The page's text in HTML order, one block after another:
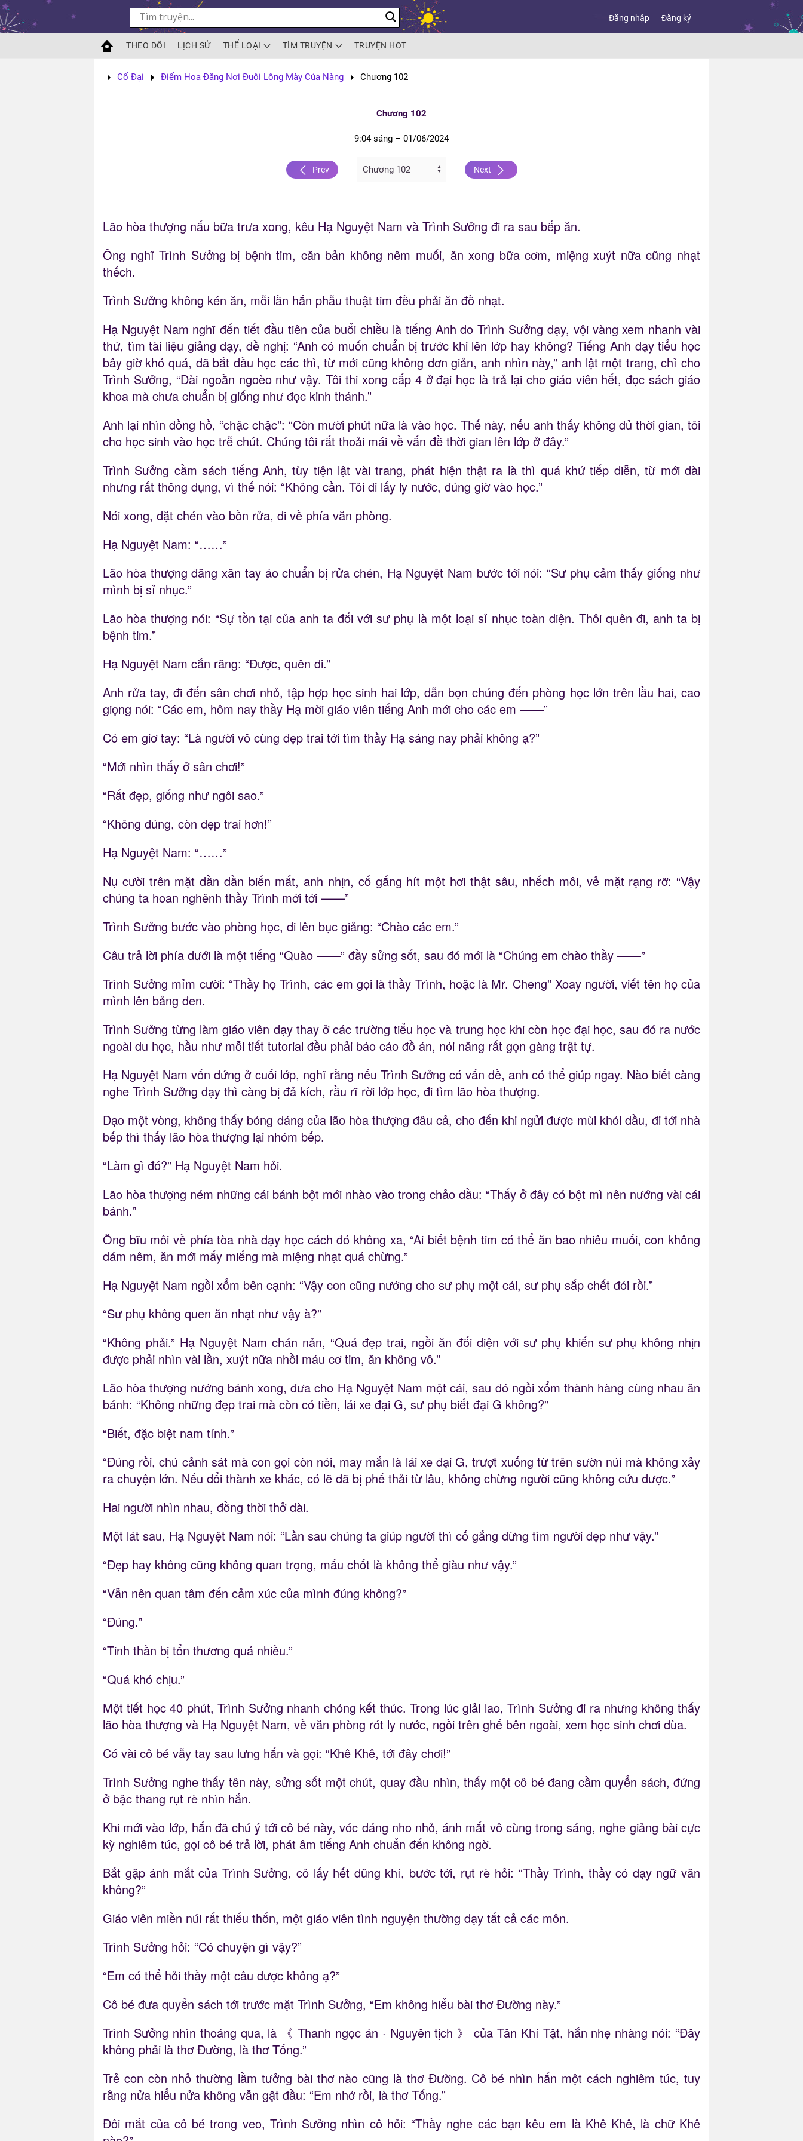
Skip to main content
Đăng nhập Đăng ký
THEO DÕI LỊCH SỬ THỂ LOẠI TÌM TRUYỆN TRUYỆN HOT
Cổ Đại Điểm Hoa Đăng Nơi Đuôi Lông Mày Của Nàng Chương 102
Chương 102
9:04 sáng – 01/06/2024
Prev Next
Lão hòa thượng nấu bữa trưa xong, kêu Hạ Nguyệt Nam và Trình Sưởng đi ra sau bếp ăn.
Ông nghĩ Trình Sưởng bị bệnh tim, căn bản không nêm muối, ăn xong bữa cơm, miệng xuýt nữa cũng nhạt
thếch.
Trình Sưởng không kén ăn, mỗi lần hắn phẫu thuật tim đều phải ăn đồ nhạt.
Hạ Nguyệt Nam nghĩ đến tiết đầu tiên của buổi chiều là tiếng Anh do Trình Sưởng dạy, vội vàng xem nhanh vài
thứ, tìm tài liệu giảng dạy, đề nghị: “Anh có muốn chuẩn bị trước khi lên lớp hay không? Tiếng Anh dạy tiểu học
bây giờ khó quá, đã bắt đầu học các thì, từ mới cũng không đơn giản, anh nhìn này,” anh lật một trang, chỉ cho
Trình Sưởng, “Dài ngoằn ngoèo như vậy. Tôi thi xong cấp 4 ở đại học là trả lại cho giáo viên hết, đọc sách giáo
khoa mà chưa chuẩn bị giống như đọc kinh thánh.”
Anh lại nhìn đồng hồ, “chậc chậc”: “Còn mười phút nữa là vào học. Thế này, nếu anh thấy không đủ thời gian, tôi
cho học sinh vào học trễ chút. Chúng tôi rất thoải mái về vấn đề thời gian lên lớp ở đây.”
Trình Sưởng cầm sách tiếng Anh, tùy tiện lật vài trang, phát hiện thật ra là thì quá khứ tiếp diễn, từ mới dài
nhưng rất thông dụng, vì thế nói: “Không cần. Tôi đi lấy ly nước, đúng giờ vào học.”
Nói xong, đặt chén vào bồn rửa, đi về phía văn phòng.
Hạ Nguyệt Nam: “……”
Lão hòa thượng đăng xăn tay áo chuẩn bị rửa chén, Hạ Nguyệt Nam bước tới nói: “Sư phụ cảm thấy giống như
mình bị sỉ nhục.”
Lão hòa thượng nói: “Sự tồn tại của anh ta đối với sư phụ là một loại sỉ nhục toàn diện. Thôi quên đi, anh ta bị
bệnh tim.”
Hạ Nguyệt Nam cắn răng: “Được, quên đi.”
Anh rửa tay, đi đến sân chơi nhỏ, tập hợp học sinh hai lớp, dẫn bọn chúng đến phòng học lớn trên lầu hai, cao
giọng nói: “Các em, hôm nay thầy Hạ mời giáo viên tiếng Anh mới cho các em ——”
Có em giơ tay: “Là người vô cùng đẹp trai tới tìm thầy Hạ sáng nay phải không ạ?”
“Mới nhìn thấy ở sân chơi!”
“Rất đẹp, giống như ngôi sao.”
“Không đúng, còn đẹp trai hơn!”
Hạ Nguyệt Nam: “……”
Nụ cười trên mặt dần dần biến mất, anh nhịn, cố gắng hít một hơi thật sâu, nhếch môi, vẻ mặt rạng rỡ: “Vậy
chúng ta hoan nghênh thầy Trình mới tới ——”
Trình Sưởng bước vào phòng học, đi lên bục giảng: “Chào các em.”
Câu trả lời phía dưới là một tiếng “Quào ——” đầy sửng sốt, sau đó mới là “Chúng em chào thầy ——”
Trình Sưởng mỉm cười: “Thầy họ Trình, các em gọi là thầy Trình, hoặc là Mr. Cheng” Xoay người, viết tên họ của
mình lên bảng đen.
Trình Sưởng từng làm giáo viên dạy thay ở các trường tiểu học và trung học khi còn học đại học, sau đó ra nước
ngoài du học, hầu như mỗi tiết tutorial đều phải báo cáo đồ án, nói năng rất gọn gàng trật tự.
Hạ Nguyệt Nam vốn đứng ở cuối lớp, nghĩ rằng nếu Trình Sưởng có vấn đề, anh có thể giúp ngay. Nào biết càng
nghe Trình Sưởng dạy thì càng bị đả kích, rầu rĩ rời lớp học, đi tìm lão hòa thượng.
Dạo một vòng, không thấy bóng dáng của lão hòa thượng đâu cả, cho đến khi ngửi được mùi khói dầu, đi tới nhà
bếp thì thấy lão hòa thượng lại nhóm bếp.
“Làm gì đó?” Hạ Nguyệt Nam hỏi.
Lão hòa thượng ném những cái bánh bột mới nhào vào trong chảo dầu: “Thấy ở đây có bột mì nên nướng vài cái
bánh.”
Ông bĩu môi về phía tòa nhà dạy học cách đó không xa, “Ai biết bệnh tim có thể ăn bao nhiêu muối, con không
dám nêm, ăn mới mấy miếng mà miệng nhạt quá chừng.”
Hạ Nguyệt Nam ngồi xổm bên cạnh: “Vậy con cũng nướng cho sư phụ một cái, sư phụ sắp chết đói rồi.”
“Sư phụ không quen ăn nhạt như vậy à?”
“Không phải.” Hạ Nguyệt Nam chán nản, “Quá đẹp trai, ngồi ăn đối diện với sư phụ khiến sư phụ không nhịn
được phải nhìn vài lần, xuýt nữa nhồi máu cơ tim, ăn không vô.”
Lão hòa thượng nướng bánh xong, đưa cho Hạ Nguyệt Nam một cái, sau đó ngồi xổm thành hàng cùng nhau ăn
bánh: “Không những đẹp trai mà còn có tiền, lái xe đại G, sư phụ biết đại G không?”
“Biết, đặc biệt nam tính.”
“Đúng rồi, chú cảnh sát mà con gọi còn nói, may mắn là lái xe đại G, trượt xuống từ trên sườn núi mà không xảy
ra chuyện lớn. Nếu đổi thành xe khác, có lẽ đã bị phế thải từ lâu, không chừng người cũng không cứu được.”
Hai người nhìn nhau, đồng thời thở dài.
Một lát sau, Hạ Nguyệt Nam nói: “Lần sau chúng ta giúp người thì cố gắng đừng tìm người đẹp như vậy.”
“Đẹp hay không cũng không quan trọng, mấu chốt là không thể giàu như vậy.”
“Vẫn nên quan tâm đến cảm xúc của mình đúng không?”
“Đúng.”
“Tinh thần bị tổn thương quá nhiều.”
“Quá khó chịu.”
Một tiết học 40 phút, Trình Sưởng nhanh chóng kết thúc. Trong lúc giải lao, Trình Sưởng đi ra nhưng không thấy
lão hòa thượng và Hạ Nguyệt Nam, về văn phòng rót ly nước, ngồi trên ghế bên ngoài, xem học sinh chơi đùa.
Có vài cô bé vẫy tay sau lưng hắn và gọi: “Khê Khê, tới đây chơi!”
Trình Sưởng nghe thấy tên này, sửng sốt một chút, quay đầu nhìn, thấy một cô bé đang cầm quyển sách, đứng
ở bậc thang rụt rè nhìn hắn.
Khi mới vào lớp, hắn đã chú ý tới cô bé này, vóc dáng nho nhỏ, ánh mắt vô cùng trong sáng, nghe giảng bài cực
kỳ nghiêm túc, gọi cô bé trả lời, phát âm tiếng Anh chuẩn đến không ngờ.
Bắt gặp ánh mắt của Trình Sưởng, cô lấy hết dũng khí, bước tới, rụt rè hỏi: “Thầy Trình, thầy có dạy ngữ văn
không?”
Giáo viên miền núi rất thiếu thốn, một giáo viên tình nguyện thường dạy tất cả các môn.
Trình Sưởng hỏi: “Có chuyện gì vậy?”
“Em có thể hỏi thầy một câu được không ạ?”
Cô bé đưa quyển sách tới trước mặt Trình Sưởng, “Em không hiểu bài thơ Đường này.”
Trình Sưởng nhìn thoáng qua, là 《 Thanh ngọc án · Nguyên tịch 》 của Tân Khí Tật, hắn nhẹ nhàng nói: “Đây
không phải là thơ Đường, là thơ Tống.”
Trẻ con còn nhỏ thường lầm tưởng bài thơ nào cũng là thơ Đường. Cô bé nhìn hắn một cách nghiêm túc, tuy
rằng nửa hiểu nửa không vẫn gật đầu: “Em nhớ rồi, là thơ Tống.”
Đôi mắt của cô bé trong veo, Trình Sưởng nhìn cô hỏi: “Thầy nghe các bạn kêu em là Khê Khê, là chữ Khê